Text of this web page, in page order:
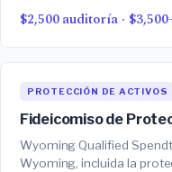
$2,500 auditoría ·
PROTECCIÓN DE ACTIVOS
Fideicomiso de
Wyoming Qualified
Wyoming, incluida la